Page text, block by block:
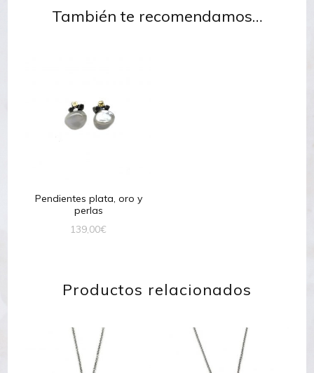
También te recomendamos…
Pendientes plata, oro y
perlas
139,00€
Productos relacionados